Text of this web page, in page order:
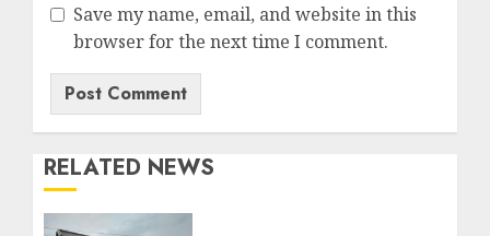
Save my name, email, and website in this
browser for the next time I comment.
RELATED NEWS